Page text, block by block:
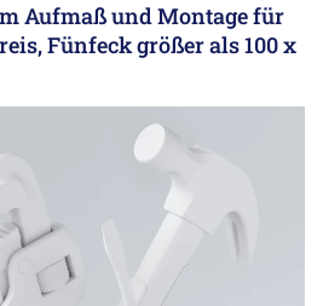
Aufmaß und Montage für
Fünfeck größer als 100 x